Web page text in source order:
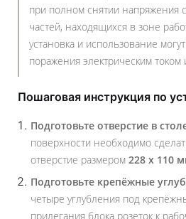
при полном снятии напряжения
частей, находящихся в зоне
установка и использование
поражения электрическим током
Пошаговая инструкция по
Подготовьте отверстие в
поверхности необходимо
отверстие размером 228 x 110
Подготовьте крепёжные
четыре углубления под
прилегания блока розеток к